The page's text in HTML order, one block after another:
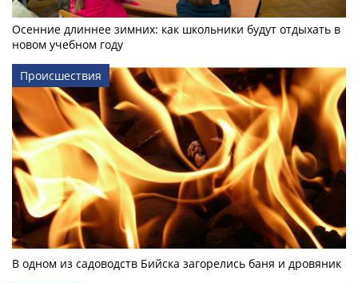
Осенние длиннее зимних: как школьники будут отдыхать в
новом учебном году
Происшествия
В одном из садоводств Бийска загорелись баня и дровяник